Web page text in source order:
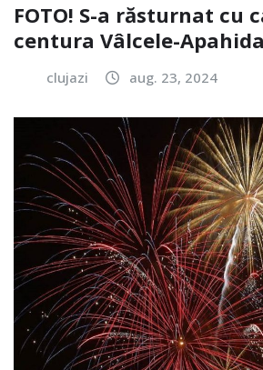
FOTO! S-a răsturnat cu
centura Vâlcele-Apahida
clujazi aug. 23, 2024